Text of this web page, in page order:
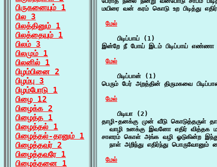
பிருகனையும் 1
பில 3
பிலத்தினும் 1
பிலத்தையும் 1
பிலம் 3
பிலமும் 1
பிலனில் 1
பிழம்பினை 2
பிழம்பு 3
பிழம்போடு 1
பிழை 12
பிழைக்க 2
பிழைத்த 1
பிழைத்தல் 1
பிழைத்தல்-தானும் 1
பிழைத்தவர் 2
பிழைத்தவரே 1
பிழைத்தனை 1
மயிரை வன் கரம் கொடு உற பிடித்து
மேல்
    பிடிப்பாய் (1)
இன்றே நீ போய் இடம் பிடிப்பாய்
மேல்
    பிடிப்பான் (1)
பெரும் பேர் அறத்தின் திருமகவை
மேல்
    பிடியா (2)
தாழி-தனக்கு முன் வீடு கொடுத்தருள்
வாழி உனக்கு இவனோ எதிர் வித்தக
சாளரம் கொள் அங்க வழி ஓடுகின்ற
நாள் அறிந்து எதிர்ந்து
மேல்